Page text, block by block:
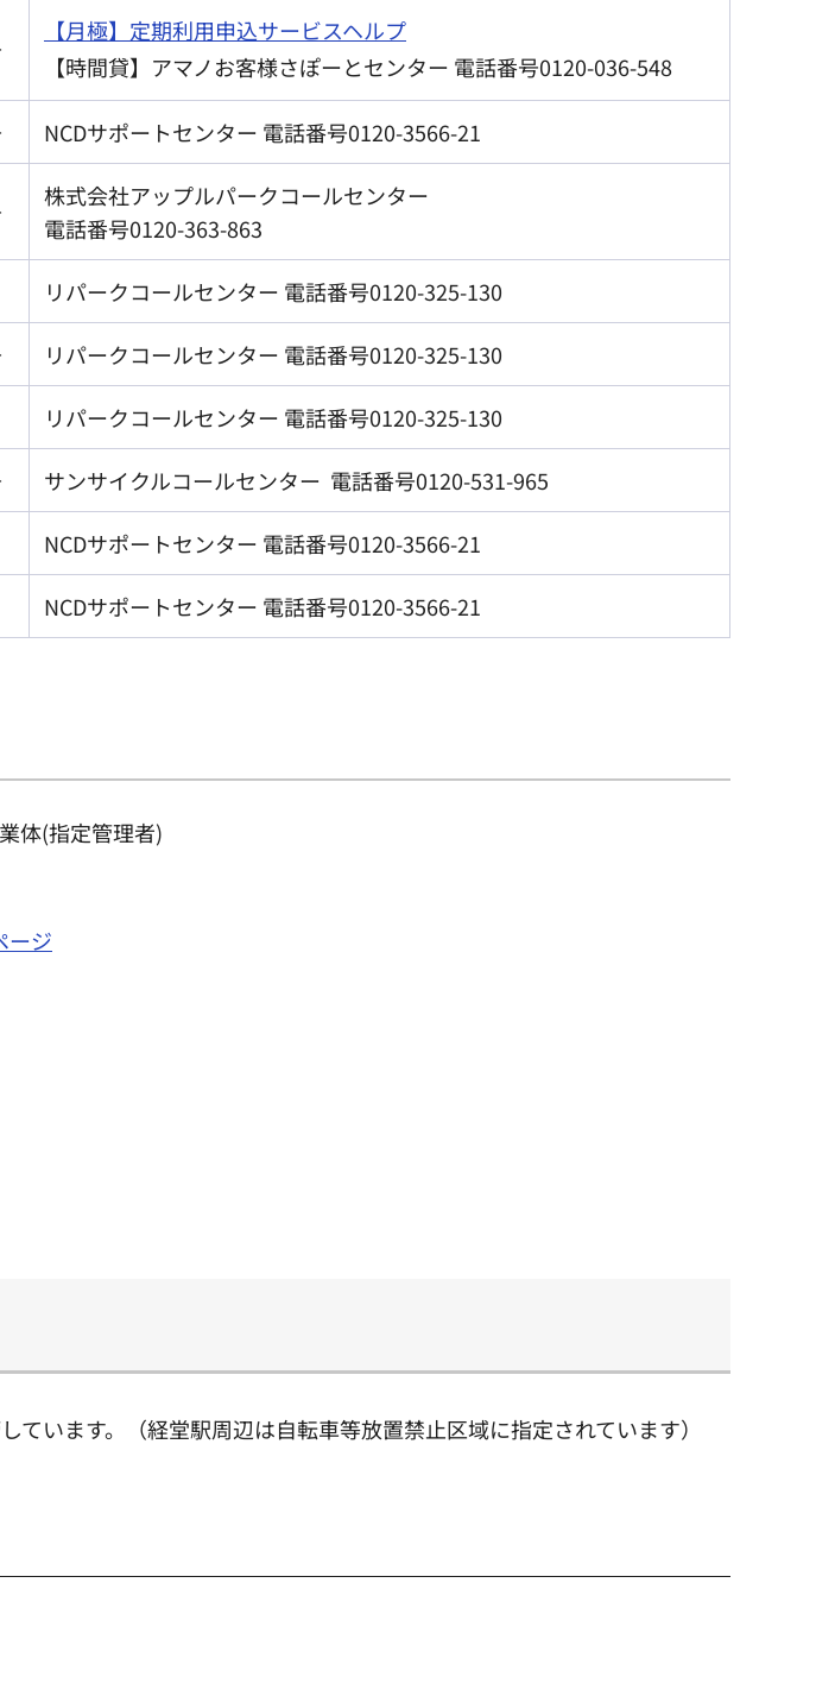
【月極】定期利用申込サービスヘルプ
【時間貸】アマノお客様さぽーとセンター 電話番号0120-036-548
NCDサポートセンター 電話番号0120-3566-21
株式会社アップルパークコールセンター
電話番号0120-363-863
リパークコールセンター 電話番号0120-325-130
リパークコールセンター 電話番号0120-325-130
リパークコールセンター 電話番号0120-325-130
サンサイクルコールセンター 電話番号0120-531-965
NCDサポートセンター 電話番号0120-3566-21
NCDサポートセンター 電話番号0120-3566-21
体(指定管理者)
ージ
ています。（経堂駅周辺は自転車等放置禁止区域に指定されています）